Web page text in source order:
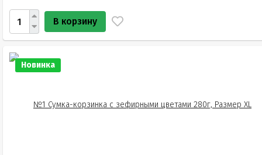
В корзину
Новинка